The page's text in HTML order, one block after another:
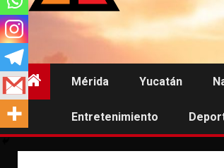
Mérida Yucatán
Entretenimiento